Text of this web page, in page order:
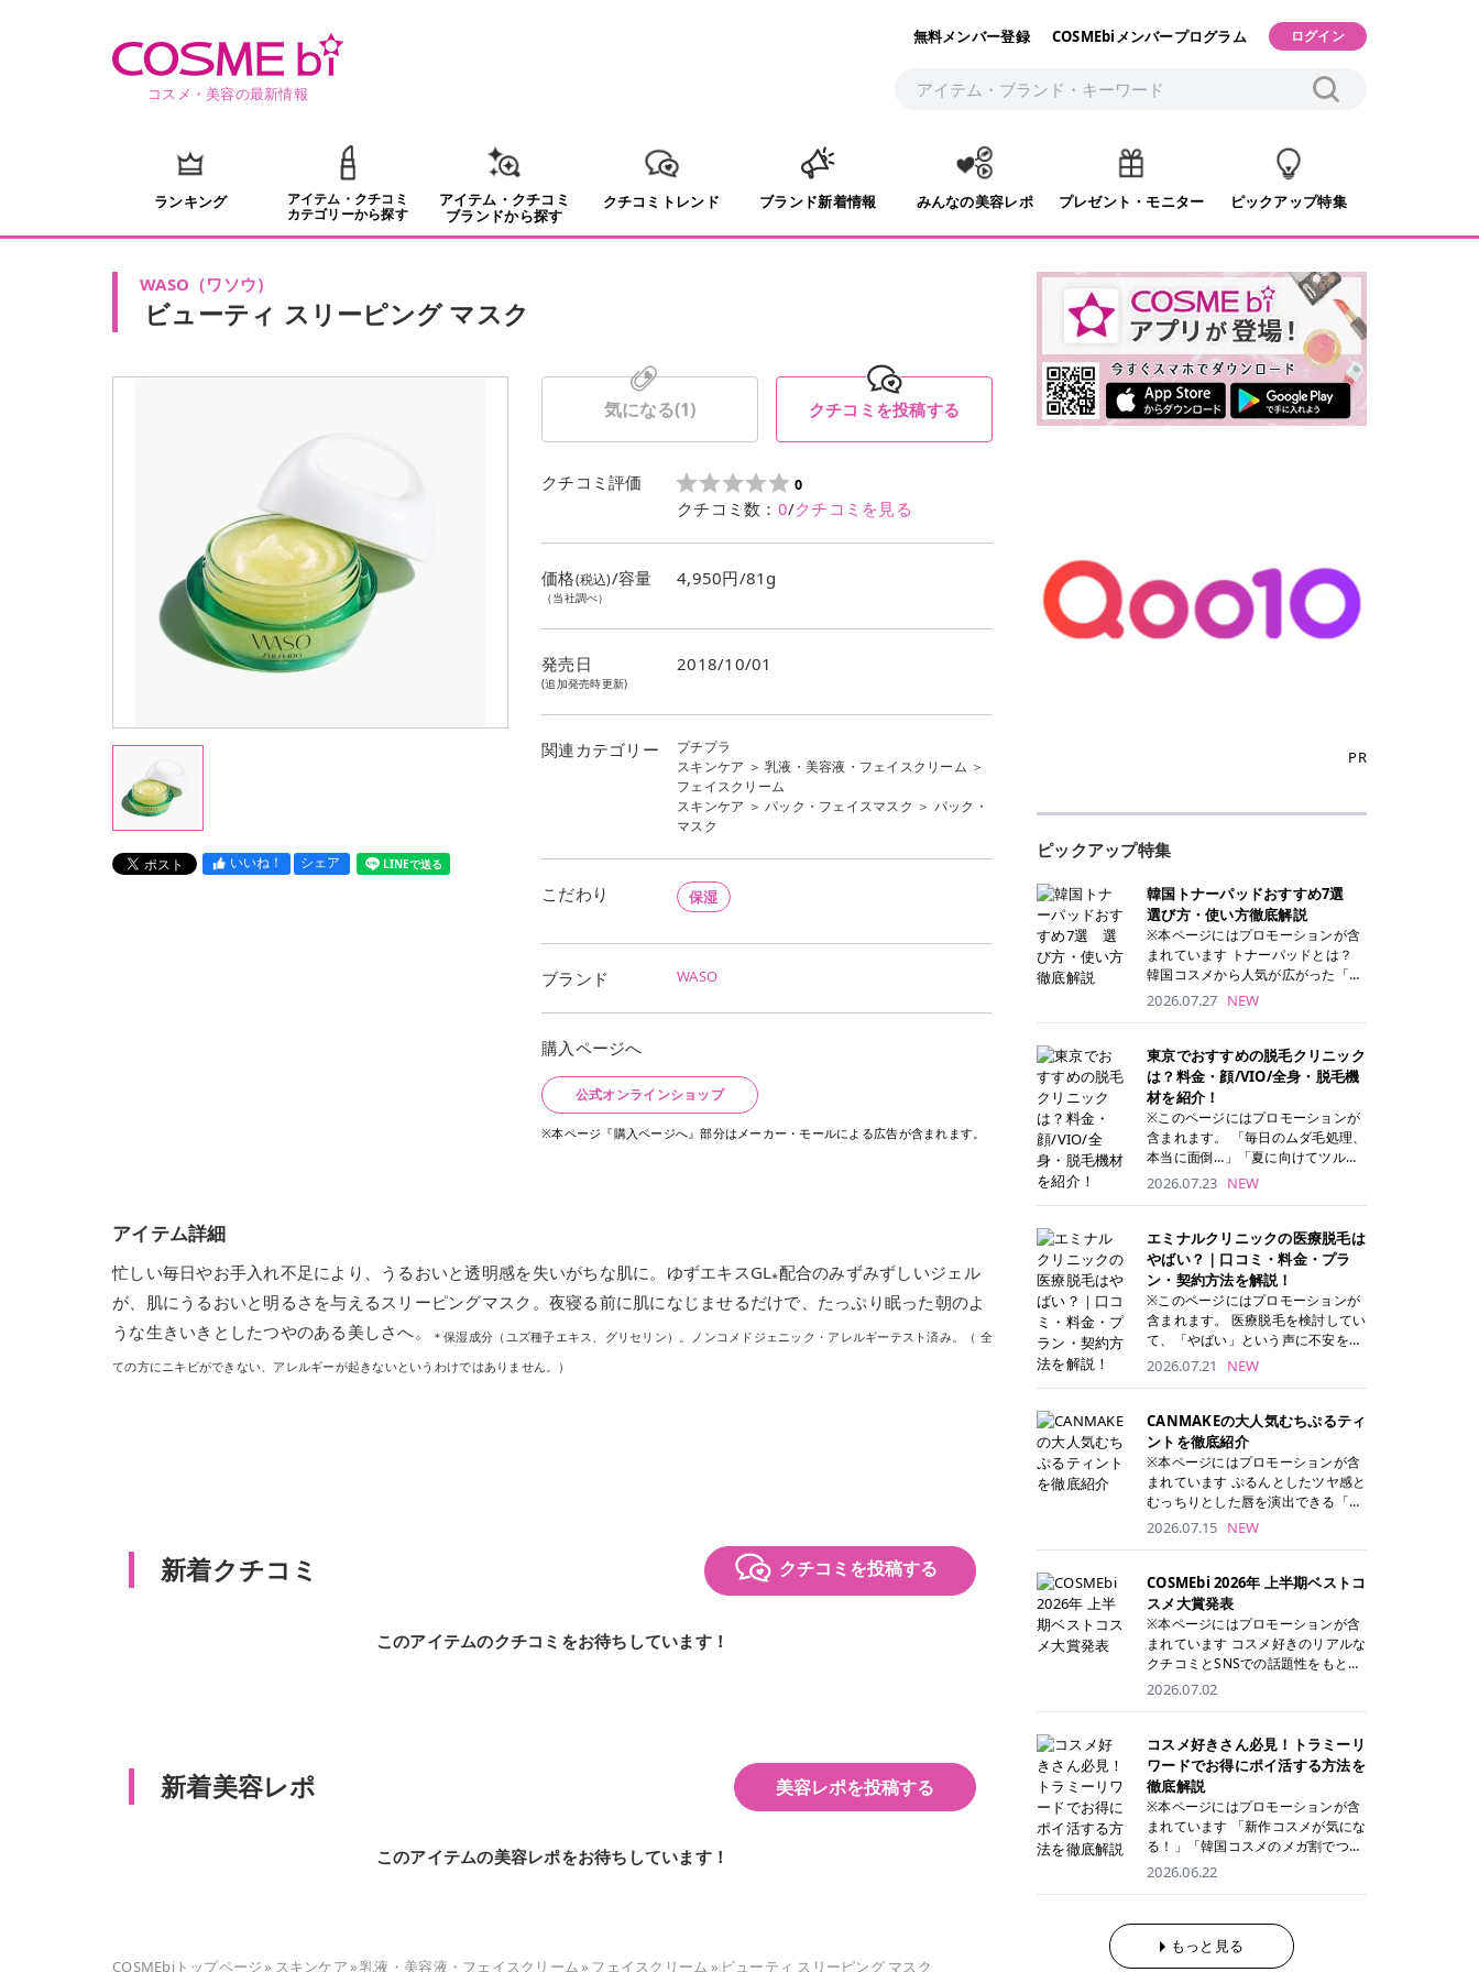
コスメ・美容の最新情報
無料メンバー登録 COSMEbiメンバープログラム ログイン
ランキング
アイテム・クチコミ
カテゴリーから探す
アイテム・クチコミ
ブランドから探す
クチコミトレンド ブランド新着情報 みんなの美容レポ プレゼント・モニター ピックアップ特集
WASO （ワソウ）
ビューティ スリーピング マスク
いいね！ シェア LINEで送る
気になる(1) クチコミを投稿する
クチコミ評価 0
クチコミ数： 0/クチコミを見る
価格(税込)/容量
（当社調べ）
4,950円/81g
発売日
(追加発売時更新)
2018/10/01
関連カテゴリー
プチプラ
スキンケア ＞乳液・美容液・フェイスクリーム ＞
フェイスクリーム
スキンケア ＞パック・フェイスマスク ＞ パック・
マスク
こだわり 保湿
ブランド WASO
購入ページへ
公式オンラインショップ
※本ページ『購入ページへ』部分はメーカー・モールによる広告が含まれます。
アイテム詳細
忙しい毎日やお手入れ不足により、うるおいと透明感を失いがちな肌に。ゆずエキスGL*配合のみずみずしいジェル
が、肌にうるおいと明るさを与えるスリーピングマスク。夜寝る前に肌になじませるだけで、たっぷり眠った朝のよ
うな生きいきとしたつやのある美しさへ。
＊保湿成分（ユズ種子エキス、グリセリン）。ノンコメドジェニック・アレルギーテスト済み。（ 全
ての方にニキビができない、アレルギーが起きないというわけではありません。）
新着クチコミ クチコミを投稿する
このアイテムのクチコミをお待ちしています！
新着美容レポ 美容レポを投稿する
このアイテムの美容レポをお待ちしています！
COSMEbiトップページ» スキンケア»乳液・美容液・フェイスクリーム» フェイスクリーム » ビューティ スリーピング マスク
PR
ピックアップ特集
韓国トナーパッドおすすめ7選
選び方・使い方徹底解説
※本ページにはプロモーションが含
まれています トナーパッドとは？
韓国コスメから人気が広がった「ト
ナーパッド」は、化粧水や美容液を
トナーパッドは洗顔後に肌をやさし
く拭き取ることで、古い角質や余分
な皮脂汚れをオフしながら、うるお
いを与えられるのが特徴✨ さらに、
気になる部分には数分のせて部分用
パックとしても使用できるため、1
両方を叶えられます。 韓国コスメブ
ランドを中心に人気を集めていまし
たが、現在では日本でも定番のスキ
ンケアアイテムとして幅広い世代に
愛用されています。 トナーパッドの
特徴 トナーパッドと拭き取り化粧水
の違い 「トナーパッド」と「拭き取
り化粧水」はどちらも洗顔後に使用
するスキンケアアイテムですが、使
い方や特徴に違いがあります。 トナ
ーパッドは、化粧水があらかじめパ
ッドに含まれているため、コットン
を用意する手間がなく、忙しい朝で
もサッと使えるのが魅力です。 ま
た、保湿成分を豊富に配合した商品
が多く、拭き取り後にそのまま部分
用パックとして使えるトナーパッド
も増えています。 一方、拭き取り化
粧水は液体タイプのため、コットン
整しやすく、お気に入りの化粧水を
使いたい方やコストを抑えて続けた
い方にもおすすめです。 トナーパッ
ドのメリット トナーパッドは、角質
ケア・保湿ケア・部分用パックまで
1枚で行える便利なスキンケアアイ
テムです。 ここでは、トナーパッド
す。 古い角質や皮脂汚れをやさしく
オフ トナーパッドを使用すること
で、洗顔だけでは落としきれない古
い角質や余分な皮脂汚れをやさしく
拭き取り、なめらかな肌へ整えま
す。 保湿ケアまで1枚でできる 保湿
成分を配合したトナーパッドなら、
ケアにもぴったりです。 部分パック
としても使える 多くのトナーパッド
は、乾燥が気になる頬や額、小鼻な
2026.07.27 NEW
東京でおすすめの脱毛クリニック
は？料金・顔/VIO/全身・脱毛機
材を紹介！
※このページにはプロモーションが
含まれます。 「毎日のムダ毛処理、
本当に面倒…」「夏に向けてツルツ
ル肌になりたい！」 そう思って東京
べばいいの？と迷ってしまいますよ
ね。 この記事では、医療脱毛の基本
から、東京で特に通いやすいフレイ
アクリニック・レジーナクリニッ
ク・エミナルクリニック・リゼクリ
ニックの4院について、分かりやす
リニックを見つけて、面倒な自己処
理から卒業しちゃいましょう♪ クリ
ニック 全身＋VIO 全身＋VIO＋顔 特
徴 脱毛器 詳細 フレイアクリニック
52,800円(税込)/5回 94,600円(税
込)/5回 肌への負担に配慮しなが
ら、コストパフォーマンスも重視し
たい方に！ メディオスターモノリス
メディオスターNeXT PRO 公式サイ
ト> レジーナクリニック 52,800円
(税込)/5回 99,000円(税込)/5回 ジェ
ントルシリーズを選べるため、脱毛
機にこだわりたい方におすすめ！ ジ
ェントルマックスプロ ジェントルマ
ックスプロプラス ジェントルレーズ
プロ ソプラノチタニウム 公式サイ
ト> エミナルクリニック 49,500円
(税込)/6回 93,500円(税込)/6回 エミ
定！月々払いも安くて通いやすい ク
リスタルプロ 公式サイト> リゼクリ
ニック 109,800円(税込)/5回 144,80
0円(税込)/5回 毛質に合わせて脱毛
機を選択可能！有効期限も5年と長
くマイペースに通いやすい ラシャ
メディオスターNeXT PRO ジェント
ルYAGプロ 公式サイト> ｜そもそも
うの？ 脱毛を考えたときに、まず悩
むのが「医療脱毛とエステ脱毛、ど
2026.07.23 NEW
エミナルクリニックの医療脱毛は
やばい？｜口コミ・料金・プラ
ン・契約方法を解説！
※このページにはプロモーションが
含まれます。 医療脱毛を検討してい
て、「やばい」という声に不安を抱
える方も多いのではないでしょう
体系をはじめ、学生や友人同士でお
得になる割引キャンペーン、無料カ
ウンセリングから施術までの具体的
なステップを分かりやすく解説しま
す。 これから手軽に全身医療脱毛を
後までチェックして、ご自身にぴっ
ください！ クリニック 全身＋VIO
全身＋VIO＋顔 特徴 脱毛器 詳細 フ
レイアクリニック 52,800円(税込)/5
回 94,600円(税込)/5回 肌への負担
に配慮しながら、コストパフォーマ
ンスも重視したい方に！ メディオス
ターモノリス メディオスターNeXT
PRO 公式サイト> レジーナクリニッ
ク 52,800円(税込)/5回 99,000円(税
込)/5回 ジェントルシリーズを選べ
るため、脱毛機にこだわりたい方に
おすすめ！ ジェントルマックスプロ
ジェントルマックスプロプラス ジェ
ントルレーズプロ ソプラノチタニウ
ム 公式サイト> エミナルクリニック
49,500円(税込)/6回 93,500円(税
込)/6回 エミナルクリニックの始め
通いやすい クリスタルプロ 公式サ
イト> リゼクリニック 109,800円(税
2026.07.21 NEW
CANMAKEの大人気むちぷるティ
ントを徹底紹介
※本ページにはプロモーションが含
まれています ぷるんとしたツヤ感と
むっちりとした唇を演出できる「C
ANMAKE（キャンメイク）むちぷる
湿ケアも叶えられることから、SNS
でも話題の人気リップです。 「自分
にはどのカラーが似合う？」「イエ
ベ・ブルベ別のおすすめは？」と気
になっている方も多いのではないで
とともにご紹介！それぞれの色味や
なメイクに合うのかまで詳しく解説
します✨ ※メイクアップ効果による
CANMAKE むちぷるティントとは？
CANMAKE むちぷるティントは、テ
ィント・プランパー・保湿ケアを1
本で叶えるリップです。 するすると
塗れるなめらかなテクスチャーで、
縦ジワをカバーしながら、むっちり
としたツヤのある唇を演出します。
るため、乾燥しにくくデイリー使い
にもぴったり！ アイテム詳細を見る
2026.07.15 NEW
COSMEbi 2026年 上半期ベストコ
スメ大賞発表
※本ページにはプロモーションが含
まれています コスメ好きのリアルな
クチコミとSNSでの話題性をもとに
選出された、COSMEbi 2026年上半
た名品たちを、カテゴリ別にご紹介
します。 本記事では、2025年11月
～2026年4月までの半年間におい
て、COSMEbi内でのクチコミとSN
Sでの話題性を元に選出されたコス
メやスキンケアなどの化粧品を「総
国コスメ」に分けて1位～3位までを
ランキング形式で発表！ 2026年上
半期 総合大賞 AMUSE（アミュー
ズ）「 ジェルフィットグロス」 👑
「ジェルフィットグロス」の特徴 唇
2026.07.02
コスメ好きさん必見！トラミーリ
ワードでお得にポイ活する方法を
徹底解説
※本ページにはプロモーションが含
まれています 「新作コスメが気にな
る！」「韓国コスメのメガ割でつい
買いすぎてしまう……」 そんな美容
を少し工夫するだけでポイントを貯
められるため、コスメやスキンケア
にかかる費用を少しでも抑えたい方
2026.06.22
もっと見る